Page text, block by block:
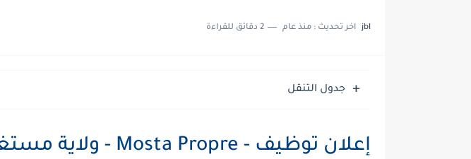
jbl اخر تحديث : منذ عام 2 دقائق للقراءة
جدول التنقل
إعلان توظيف - Mosta Propre - ولاية مستغانم